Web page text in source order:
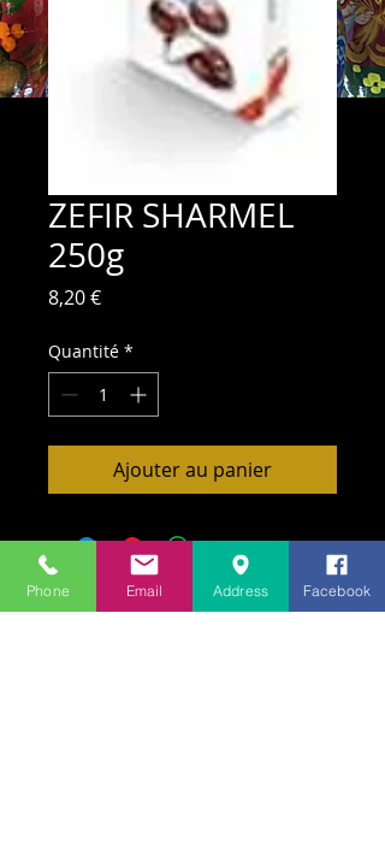
ZEFIR SHARMEL
250g
8,20 €Prix
Quantité *
Ajouter au panier
Phone Email Address Facebook